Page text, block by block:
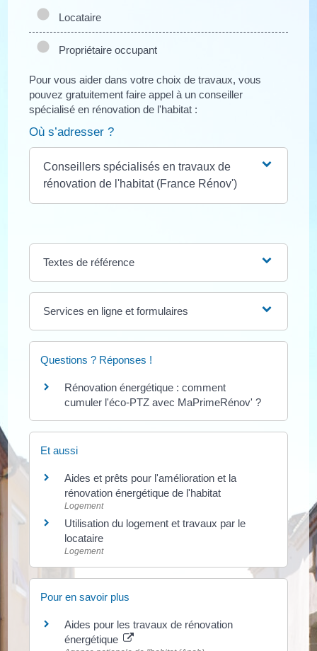
Locataire
Propriétaire occupant
Pour vous aider dans votre choix de travaux, vous
pouvez gratuitement faire appel à un conseiller
spécialisé en rénovation de l'habitat :
Où s’adresser ?
Conseillers spécialisés en travaux de
rénovation de l'habitat (France Rénov')
Textes de référence
Services en ligne et formulaires
Questions ? Réponses !
Rénovation énergétique : comment
cumuler l'éco-PTZ avec MaPrimeRénov' ?
Et aussi
Aides et prêts pour l'amélioration et la
rénovation énergétique de l'habitat
Logement
Utilisation du logement et travaux par le
locataire
Logement
Pour en savoir plus
Aides pour les travaux de rénovation
énergétique